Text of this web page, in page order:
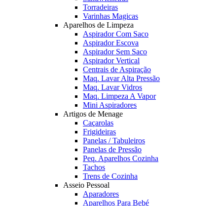
Torradeiras
Varinhas Magicas
Aparelhos de Limpeza
Aspirador Com Saco
Aspirador Escova
Aspirador Sem Saco
Aspirador Vertical
Centrais de Aspiração
Maq. Lavar Alta Pressão
Maq. Lavar Vidros
Maq. Limpeza A Vapor
Mini Aspiradores
Artigos de Menage
Caçarolas
Frigideiras
Panelas / Tabuleiros
Panelas de Pressão
Peq. Aparelhos Cozinha
Tachos
Trens de Cozinha
Asseio Pessoal
Aparadores
Aparelhos Para Bebé